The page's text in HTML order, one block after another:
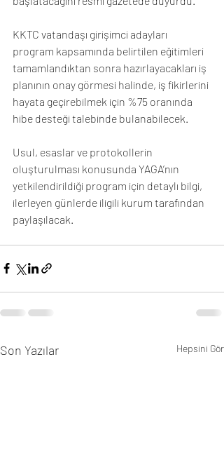
KKTC vatandaşı girişimci adayları
program kapsamında belirtilen eğitimleri
tamamlandıktan sonra hazırlayacakları iş
planının onay görmesi halinde, iş fikirlerini
hayata geçirebilmek için %75 oranında
hibe desteği talebinde bulanabilecek.
Usul, esaslar ve protokollerin
oluşturulması konusunda YAGA’nın
yetkilendirildiği program için detaylı bilgi,
ilerleyen günlerde iligili kurum tarafından
paylaşılacak.
Son Yazılar Hepsini Gör